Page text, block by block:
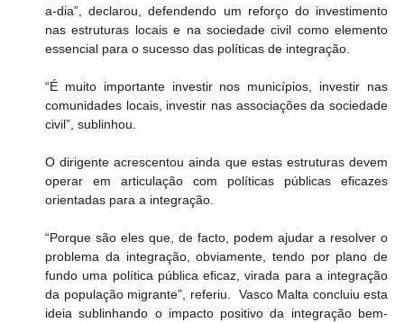
a-dia”, declarou, defendendo um reforço do investimento
nas estruturas locais e na sociedade civil como elemento
essencial para o sucesso das políticas de integração.
“É muito importante investir nos municípios, investir nas
comunidades locais, investir nas associações da sociedade
civil”, sublinhou.
O dirigente acrescentou ainda que estas estruturas devem
operar em articulação com políticas públicas eficazes
orientadas para a integração.
“Porque são eles que, de facto, podem ajudar a resolver o
problema da integração, obviamente, tendo por plano de
fundo uma política pública eficaz, virada para a integração
da população migrante”, referiu.  Vasco Malta concluiu esta
ideia sublinhando o impacto positivo da integração bem-